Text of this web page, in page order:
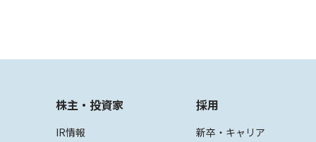
株主・投資家
IR情報
採用
新卒・キャリア